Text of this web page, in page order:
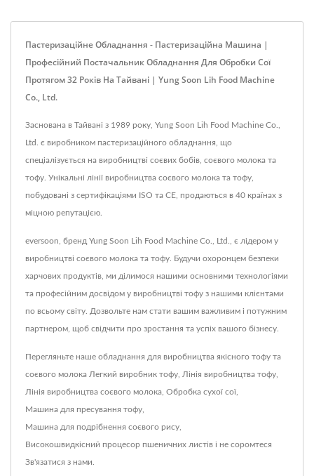
Пастеризаційне Обладнання - Пастеризаційна Машина |
Професійний Постачальник Обладнання Для Обробки Сої
Протягом 32 Років На Тайвані | Yung Soon Lih Food Machine
Co., Ltd.
Заснована в Тайвані з 1989 року, Yung Soon Lih Food Machine Co.,
Ltd. є виробником пастеризаційного обладнання, що
спеціалізується на виробництві соєвих бобів, соєвого молока та
тофу. Унікальні лінії виробництва соєвого молока та тофу,
побудовані з сертифікаціями ISO та CE, продаються в 40 країнах з
міцною репутацією.
eversoon, бренд Yung Soon Lih Food Machine Co., Ltd., є лідером у
виробництві соєвого молока та тофу. Будучи охоронцем безпеки
харчових продуктів, ми ділимося нашими основними технологіями
та професійним досвідом у виробництві тофу з нашими клієнтами
по всьому світу. Дозвольте нам стати вашим важливим і потужним
партнером, щоб свідчити про зростання та успіх вашого бізнесу.
Перегляньте наше обладнання для виробництва якісного тофу та
соєвого молока Легкий виробник тофу Лінія виробництва тофу
Лінія виробництва соєвого молока Обробка сухої сої
Машина для пресування тофу
Машина для подрібнення соєвого рису
Високошвидкісний процесор пшеничних листів і не соромтеся
Зв'язатися з нами